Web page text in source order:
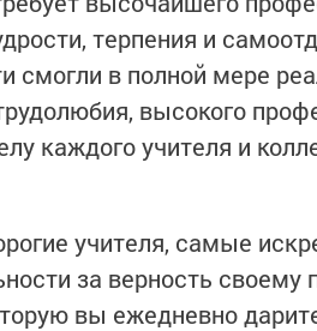
терпения и
смогли в полной мере
высокого
каждого учителя и
учителя, самые
за верность
вы ежедневно